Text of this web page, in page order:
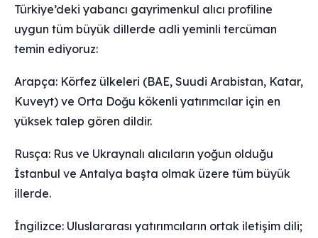
Türkiye’deki yabancı gayrimenkul alıcı profiline
uygun tüm büyük dillerde adli yeminli tercüman
temin ediyoruz:
Arapça: Körfez ülkeleri (BAE, Suudi Arabistan, Katar,
Kuveyt) ve Orta Doğu kökenli yatırımcılar için en
yüksek talep gören dildir.
Rusça: Rus ve Ukraynalı alıcıların yoğun olduğu
İstanbul ve Antalya başta olmak üzere tüm büyük
illerde.
İngilizce: Uluslararası yatırımcıların ortak iletişim dili;